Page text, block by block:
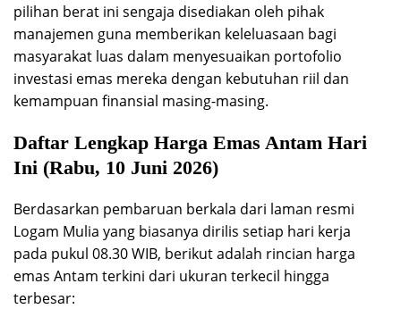
pilihan berat ini sengaja disediakan oleh pihak
manajemen guna memberikan keleluasaan bagi
masyarakat luas dalam menyesuaikan portofolio
investasi emas mereka dengan kebutuhan riil dan
kemampuan finansial masing-masing.
Daftar Lengkap Harga Emas Antam Hari
Ini (Rabu, 10 Juni 2026)
Berdasarkan pembaruan berkala dari laman resmi
Logam Mulia yang biasanya dirilis setiap hari kerja
pada pukul 08.30 WIB, berikut adalah rincian harga
emas Antam terkini dari ukuran terkecil hingga
terbesar: